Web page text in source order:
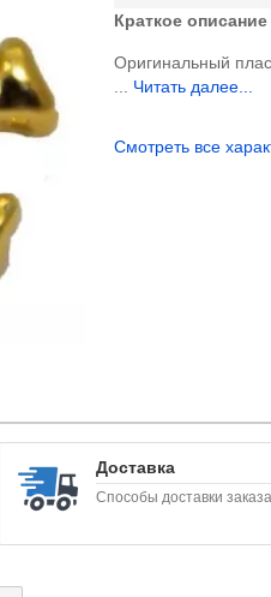
Краткое описание
Оригинальный
Читать далее...
Смотреть все
Доставка
Способы доставки заказа